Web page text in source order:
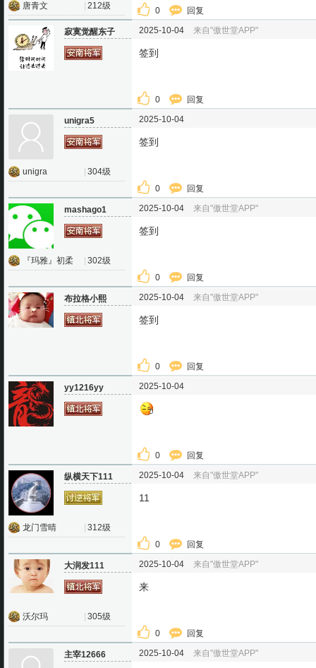
唐青文
212级 0 回复
寂寞觉醒东子 2025-10-04 来自"傲世堂APP"
签到
0 回复
unigra5
unigra 304级
2025-10-04
签到
0 回复
mashago1
『玛雅』初柔 302级
2025-10-04 来自"傲世堂APP"
签到
0 回复
布拉格小熙 2025-10-04 来自"傲世堂APP"
签到
0 回复
yy1216yy 2025-10-04
0 回复
纵横天下111
龙门雪晴 312级
2025-10-04 来自"傲世堂APP"
11
0 回复
大润发111
沃尔玛 305级
2025-10-04 来自"傲世堂APP"
来
0 回复
主宰12666 2025-10-04 来自"傲世堂APP"